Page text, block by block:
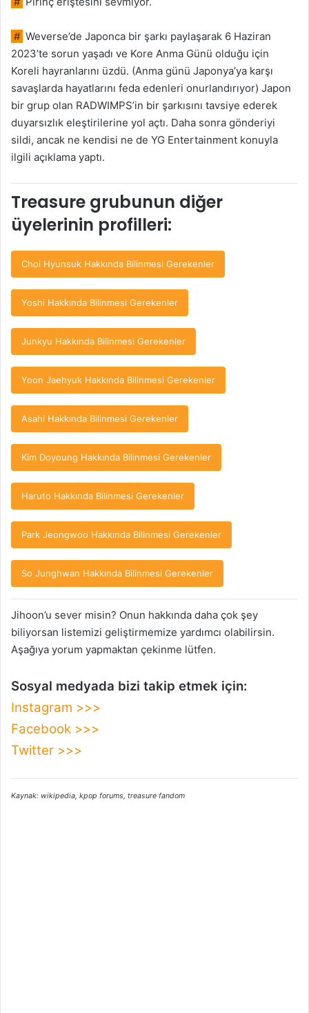
# Weverse’de Japonca bir şarkı paylaşarak 6 Haziran
2023’te sorun yaşadı ve Kore Anma Günü olduğu için
Koreli hayranlarını üzdü. (Anma günü Japonya’ya karşı
savaşlarda hayatlarını feda edenleri onurlandırıyor) Japon
bir grup olan RADWIMPS’in bir şarkısını tavsiye ederek
duyarsızlık eleştirilerine yol açtı. Daha sonra gönderiyi
sildi, ancak ne kendisi ne de YG Entertainment konuyla
ilgili açıklama yaptı.
Treasure grubunun diğer
üyelerinin profilleri:
Choi Hyunsuk Hakkında Bilinmesi Gerekenler
Yoshi Hakkında Bilinmesi Gerekenler
Junkyu Hakkında Bilinmesi Gerekenler
Yoon Jaehyuk Hakkında Bilinmesi Gerekenler
Asahi Hakkında Bilinmesi Gerekenler
Kim Doyoung Hakkında Bilinmesi Gerekenler
Haruto Hakkında Bilinmesi Gerekenler
Park Jeongwoo Hakkında Bilinmesi Gerekenler
So Junghwan Hakkında Bilinmesi Gerekenler
Jihoon’u sever misin? Onun hakkında daha çok şey
biliyorsan listemizi geliştirmemize yardımcı olabilirsin.
Aşağıya yorum yapmaktan çekinme lütfen.
Sosyal medyada bizi takip etmek için:
Instagram >>>
Facebook >>>
Twitter >>>
Kaynak: wikipedia, kpop forums, treasure fandom